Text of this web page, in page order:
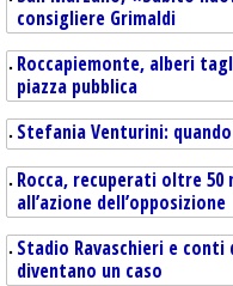
consigliere Grimaldi
Roccapiemonte, alberi
piazza pubblica
Stefania Venturini:
Rocca, recuperati oltre 50
all’azione dell’opposizione
Stadio Ravaschieri e conti
diventano un caso